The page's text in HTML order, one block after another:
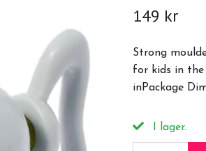
149 kr
Strong
for kids in the
inPackage
I lager.